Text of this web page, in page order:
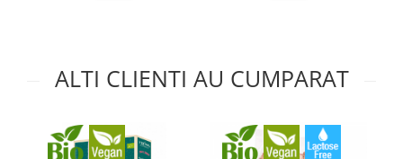
ALTI CLIENTI AU CUMPARAT